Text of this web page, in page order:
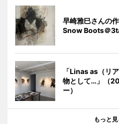
早崎雅巳さんの
Snow Boots＠
「Linas as（
物として…」（
ー）
もっと見